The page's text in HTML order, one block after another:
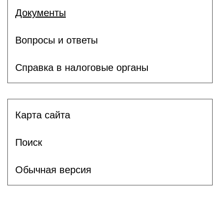
Документы
Вопросы и ответы
Справка в налоговые органы
Карта сайта
Поиск
Обычная версия